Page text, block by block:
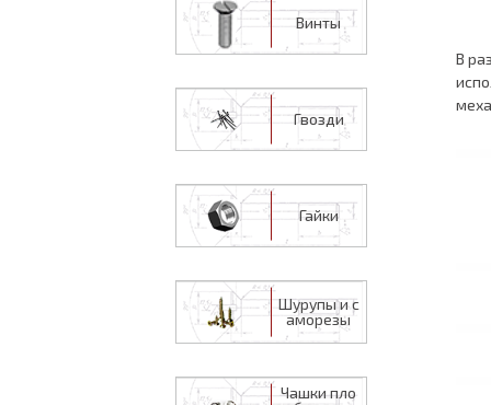
Винты
Гвозди
Гайки
Шурупы и с
аморезы
Чашки пло
В